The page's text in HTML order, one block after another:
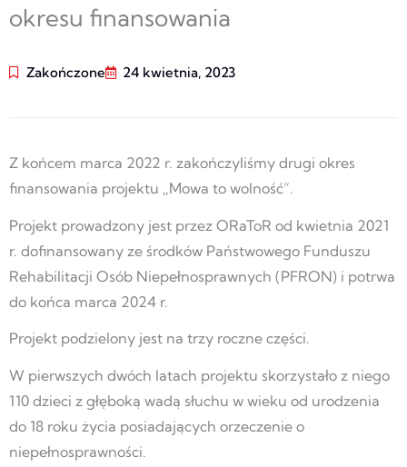
okresu finansowania
Zakończone 24 kwietnia, 2023
Z końcem marca 2022 r. zakończyliśmy drugi okres
finansowania projektu „Mowa to wolność”.
Projekt prowadzony jest przez ORaToR od kwietnia 2021
r. dofinansowany ze środków Państwowego Funduszu
Rehabilitacji Osób Niepełnosprawnych (PFRON) i potrwa
do końca marca 2024 r.
Projekt podzielony jest na trzy roczne części.
W pierwszych dwóch latach projektu skorzystało z niego
110 dzieci z głęboką wadą słuchu w wieku od urodzenia
do 18 roku życia posiadających orzeczenie o
niepełnosprawności.